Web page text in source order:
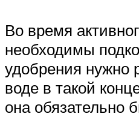
Во время
необходимы
удобрения нужно
воде в такой
она обязательно